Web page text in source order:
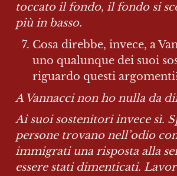
toccato il fondo, il fondo si
più in basso.
Cosa direbbe, invece, a
uno qualunque dei suoi
riguardo questi
A Vannacci non ho nulla da
Ai suoi sostenitori invece sì.
persone trovano nell’odio
immigrati una risposta alla
essere stati dimenticati.